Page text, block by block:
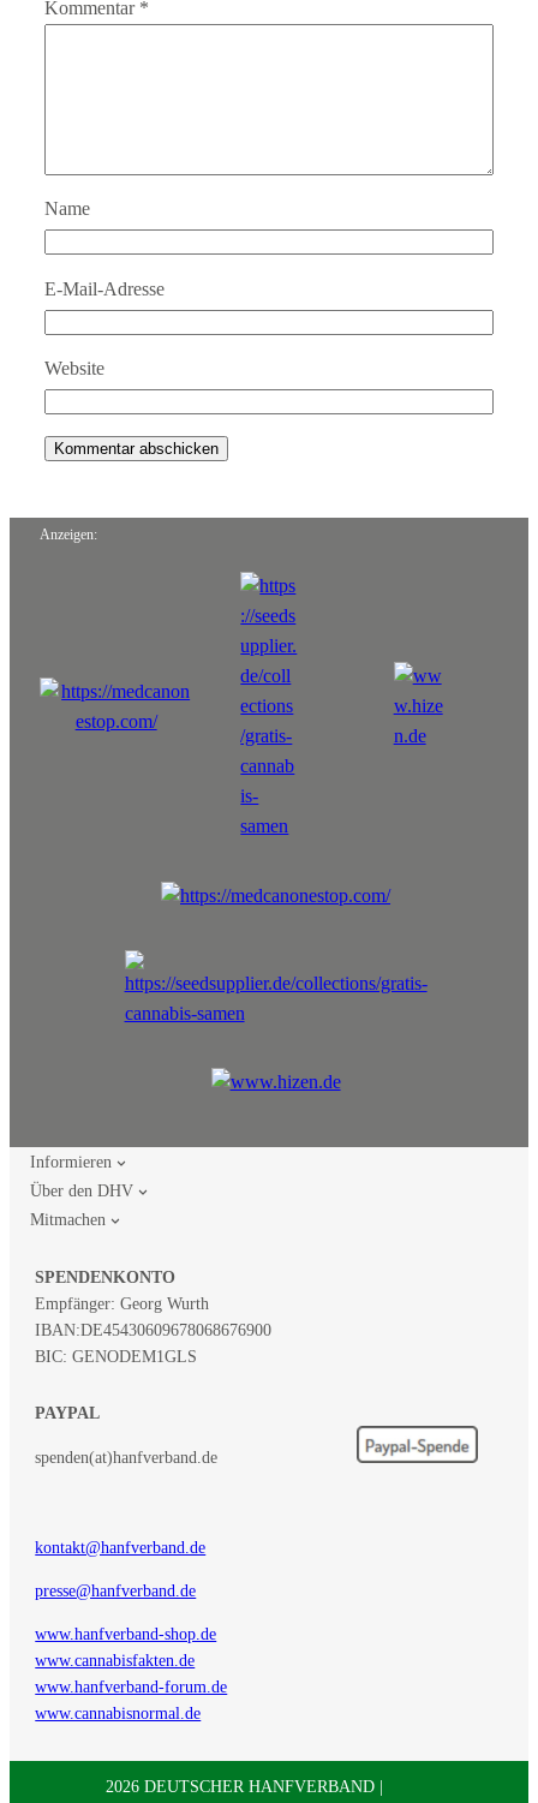
Kommentar *
Name
E-Mail-Adresse
Website
Anzeigen:
Informieren
Über den DHV
Mitmachen
SPENDENKONTO
Empfänger: Georg Wurth
IBAN:DE45430609678068676900
BIC: GENODEM1GLS
PAYPAL
spenden(at)hanfverband.de
kontakt@hanfverband.de
presse@hanfverband.de
www.hanfverband-shop.de
www.cannabisfakten.de
www.hanfverband-forum.de
www.cannabisnormal.de
2026 DEUTSCHER HANFVERBAND |